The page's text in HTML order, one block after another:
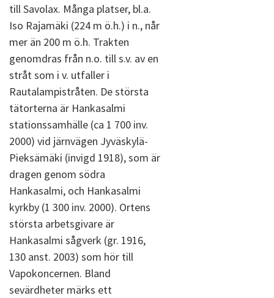
till Savolax. Många platser, bl.a.
Iso Rajamäki (224 m ö.h.) i n., når
mer än 200 m ö.h. Trakten
genomdras från n.o. till s.v. av en
stråt som i v. utfaller i
Rautalampistråten. De största
tätorterna är Hankasalmi
stationssamhälle (ca 1 700 inv.
2000) vid järnvägen Jyväskylä-
Pieksämäki (invigd 1918), som är
dragen genom södra
Hankasalmi, och Hankasalmi
kyrkby (1 300 inv. 2000). Ortens
största arbetsgivare är
Hankasalmi sågverk (gr. 1916,
130 anst. 2003) som hör till
Vapokoncernen. Bland
sevärdheter märks ett